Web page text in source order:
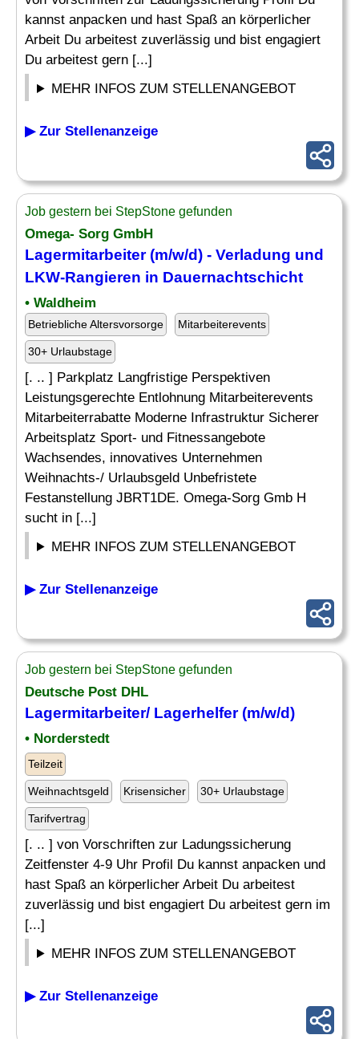
kannst anpacken und hast Spaß an körperlicher
Arbeit Du arbeitest zuverlässig und bist engagiert
Du arbeitest gern [...]
MEHR INFOS ZUM STELLENANGEBOT
▶ Zur Stellenanzeige
Job gestern bei StepStone gefunden
Omega- Sorg GmbH
Lagermitarbeiter(m/w/d) - Verladung und
LKW-Rangieren in Dauernachtschicht
• Waldheim
Betriebliche Altersvorsorge Mitarbeiterevents
30+ Urlaubstage
[. .. ] Parkplatz Langfristige Perspektiven
Leistungsgerechte Entlohnung Mitarbeiterevents
Mitarbeiterrabatte Moderne Infrastruktur Sicherer
Arbeitsplatz Sport- und Fitnessangebote
Wachsendes, innovatives Unternehmen
Weihnachts-/ Urlaubsgeld Unbefristete
Festanstellung JBRT1DE. Omega-Sorg Gmb H
sucht in [...]
MEHR INFOS ZUM STELLENANGEBOT
▶ Zur Stellenanzeige
Job gestern bei StepStone gefunden
Deutsche Post DHL
Lagermitarbeiter/ Lagerhelfer (m/w/d)
• Norderstedt
Teilzeit
Weihnachtsgeld Krisensicher 30+ Urlaubstage
Tarifvertrag
[. .. ] von Vorschriften zur Ladungssicherung
Zeitfenster 4-9 Uhr Profil Du kannst anpacken und
hast Spaß an körperlicher Arbeit Du arbeitest
zuverlässig und bist engagiert Du arbeitest gern im
[...]
MEHR INFOS ZUM STELLENANGEBOT
▶ Zur Stellenanzeige